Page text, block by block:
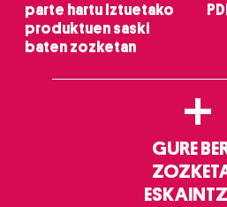
parte hartu Iztuetako
produktuen saski
baten zozketan
+
GURE